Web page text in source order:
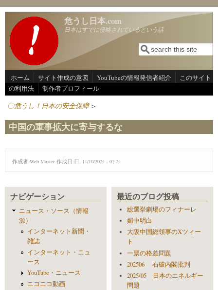
メインコンテンツに移動
危うし日本.com
日本はすでに侵略されているという話
検索フォーム
検索
ホーム サイト作成の意図 YouTubeの情報発信者紹介
このサイト
の利用法
制作者プロフィール
〇危うし！日本の安全保障>
中国の軍事拡大に寄与するな
作成者:Web Master 作成日:日, 11/10/2024 - 07:24
ナビゲーション
ニュース・ソース（情報
源）
インターネット新聞・
雑誌
インターネット・ニュ
ース
YouTube・ニュース
ニコニコ動画
最近のブログ投稿
総選挙劇場のフィナーレ
媚中明白
大阪中国総領事のXツィー
ト
一票の格差問題
202506 石破内閣批判
2025/05 日本のエネルギー
問題